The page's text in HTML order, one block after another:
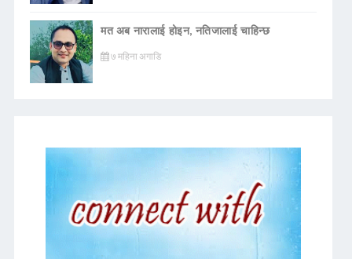
मत अब नारालाई होइन, नतिजालाई चाहिन्छ
७ महिना अगाडि